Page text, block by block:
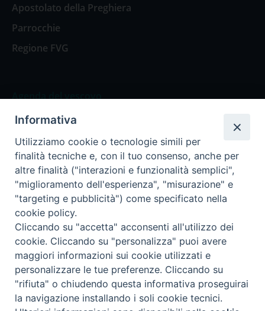
Apostolato della Preghiera
Parrocchie
Regione FVG
Agenda del vescovo
Agenda del vescovo
Privacy Policy Trasparenza
Termini e Condizioni
Informativa per il trattamento dei dati personali
Cookie Policy
Informativa
Utilizziamo cookie o tecnologie simili per
finalità tecniche e, con il tuo consenso, anche per
altre finalità ("interazioni e funzionalità semplici",
"miglioramento dell'esperienza", "misurazione" e
"targeting e pubblicità") come specificato nella
cookie policy.
Cliccando su "accetta" acconsenti all'utilizzo dei
cookie. Cliccando su "personalizza" puoi avere
maggiori informazioni sui cookie utilizzati e
personalizzare le tue preferenze. Cliccando su
"rifiuta" o chiudendo questa informativa proseguirai
la navigazione installando i soli cookie tecnici.